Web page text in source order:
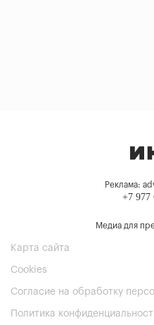
Реклама:
+7 977
Медиа для
Карта сайта
Cookies
Согласие на обработку
Политика